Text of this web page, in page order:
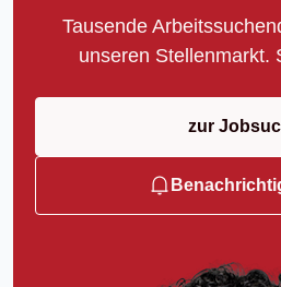
Tausende
unseren Stellenmarkt.
zur